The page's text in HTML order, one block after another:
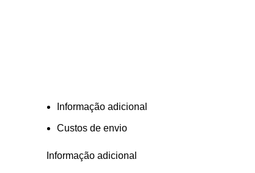
Informação adicional
Custos de envio
Informação adicional